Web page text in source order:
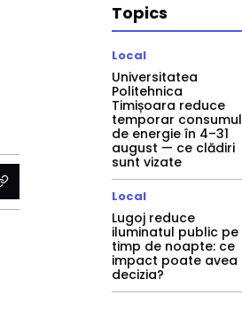
Topics
Local
Universitatea
Politehnica
Timișoara reduce
temporar consumul
de energie în 4–31
august — ce clădiri
sunt vizate
Local
Lugoj reduce
iluminatul public pe
timp de noapte: ce
impact poate avea
decizia?